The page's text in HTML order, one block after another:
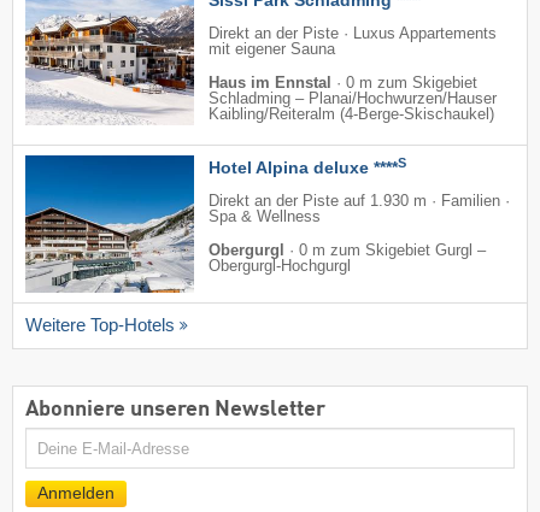
Direkt an der Piste · Luxus Appartements
mit eigener Sauna
Haus im Ennstal · 0 m zum Skigebiet
Schladming – Planai/​Hochwurzen/​Hauser
Kaibling/​Reiteralm (4-Berge-Skischaukel)
Hotel Alpina deluxe ****S
Direkt an der Piste auf 1.930 m · Familien ·
Spa & Wellness
Obergurgl
· 0 m zum Skigebiet Gurgl –
Obergurgl-Hochgurgl
Weitere Top-Hotels
Abonniere unseren Newsletter
E-
Mail
Anmelden